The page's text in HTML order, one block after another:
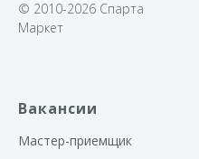
© 2010-2026 Спарта
Маркет
Вакансии
Мастер-приемщик